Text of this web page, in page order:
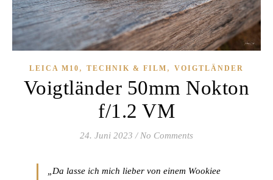
LEICA M10 , TECHNIK & FILM , VOIGTLÄNDER
Voigtländer 50mm Nokton
f/1.2 VM
24. Juni 2023 / No Comments
„Da lasse ich mich lieber von einem Wookiee